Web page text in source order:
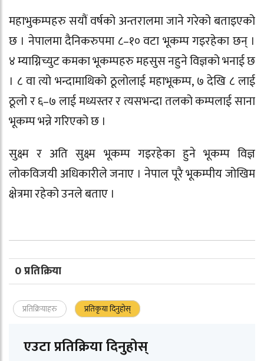
महाभुकम्पहरु सयौं वर्षको अन्तरालमा जाने गरेको बताइएको
छ । नेपालमा दैनिकरुपमा ८–१० वटा भूकम्प गइरहेका छन् ।
४ म्याग्निच्युट कमका भूकम्पहरु महसुस नहुने विज्ञको भनाई छ
। ८ वा त्यो भन्दामाथिको ठूलोलाई महाभूकम्प, ७ देखि ८ लाई
ठूलो र ६–७ लाई मध्यस्तर र त्यसभन्दा तलको कम्पलाई साना
भूकम्प भन्ने गरिएको छ ।
सुक्ष्म र अति सुक्ष्म भूकम्प गइरहेका हुने भूकम्प विज्ञ
लोकविजयी अधिकारीले जनाए । नेपाल पूरै भूकम्पीय जोखिम
क्षेत्रमा रहेको उनले बताए ।
0 प्रतिक्रिया
प्रतिक्रियाहरु प्रतिकृया दिनुहोस्
एउटा प्रतिक्रिया दिनुहोस्